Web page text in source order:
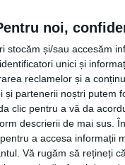
noi,
stocăm și/sau accesăm
unici și
reclamelor și a
și partenerii noștri putem
clic pentru a vă da
descrierii de mai sus.
a accesa informații
Vă rugăm să rețineți
de fotbal pentru
Fotbal, condusă
pe site-ul
pe teren și faulturile
își propun ca
pe internet și pe